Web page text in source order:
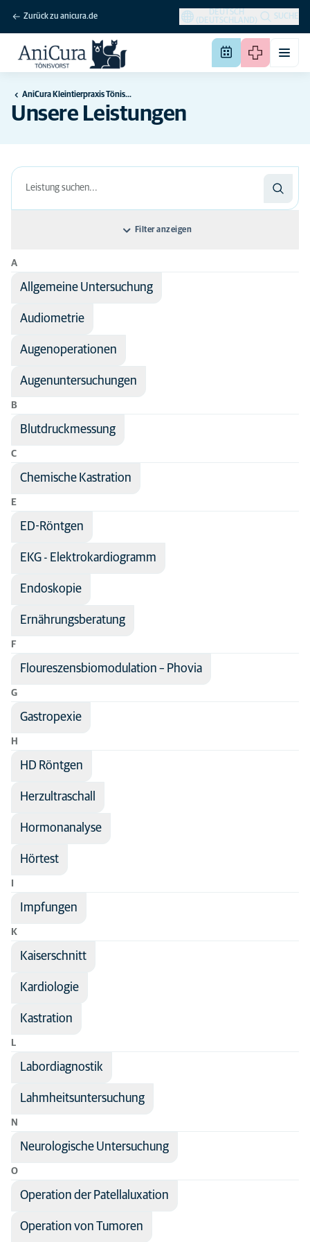
Zurück zu anicura.de
DEUTSCH
(DEUTSCHLAND)
SUCHE
AniCura Kleintierpraxis Tönisvorst
Unsere Leistungen
Filter anzeigen
Name der Leistung
Fachbereich
Alle Tierarten
Hund
Kaninchen
A
Allgemeine Untersuchung
Audiometrie
Augenoperationen
Augenuntersuchungen
B
Blutdruckmessung
C
Chemische Kastration
E
ED-Röntgen
EKG - Elektrokardiogramm
Endoskopie
Ernährungsberatung
F
Floureszensbiomodulation – Phovia
G
Gastropexie
H
HD Röntgen
Herzultraschall
Hormonanalyse
Hörtest
Impfungen
K
Kaiserschnitt
Kardiologie
Kastration
L
Labordiagnostik
Lahmheitsuntersuchung
N
Neurologische Untersuchung
O
Operation der Patellaluxation
Operation von Tumoren